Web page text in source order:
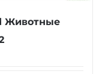
Животные